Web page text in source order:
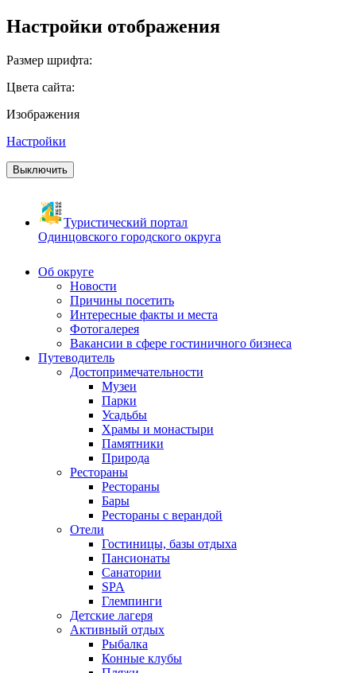
Настройки отображения
Размер шрифта:
Цвета сайта:
Изображения
Настройки
Выключить
Туристический портал
Одинцовского городского округа
Об округе
Новости
Причины посетить
Интересные факты и места
Фотогалерея
Вакансии в сфере гостиничного бизнеса
Путеводитель
Достопримечательности
Музеи
Парки
Усадьбы
Храмы и монастыри
Памятники
Природа
Рестораны
Рестораны
Бары
Рестораны с верандой
Отели
Гостиницы, базы отдыха
Пансионаты
Санатории
SPA
Глемпинги
Детские лагеря
Активный отдых
Рыбалка
Конные клубы